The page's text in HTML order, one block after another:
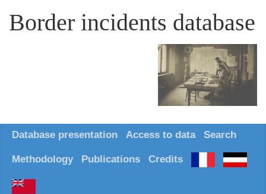
Border incidents database
Database presentation Access to data Search
Methodology Publications Credits